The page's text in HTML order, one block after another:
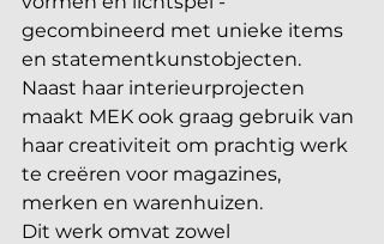
gecombineerd met unieke items
en statementkunstobjecten.
Naast haar interieurprojecten
maakt MEK ook graag gebruik van
haar creativiteit om prachtig werk
te creëren voor magazines,
merken en warenhuizen.
Dit werk omvat zowel